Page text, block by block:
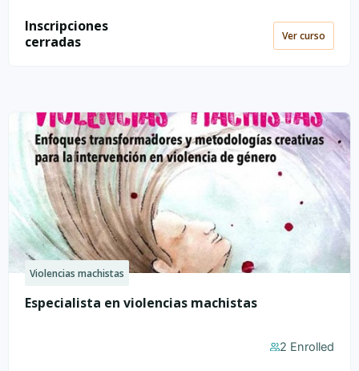
Inscripciones
cerradas
Ver curso
Violencias machistas
Especialista en violencias machistas
2 Enrolled